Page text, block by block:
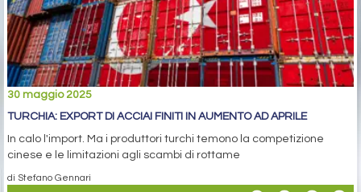
30 maggio 2025
TURCHIA: EXPORT DI ACCIAI FINITI IN AUMENTO AD APRILE
In calo l'import. Ma i produttori turchi temono la competizione
cinese e le limitazioni agli scambi di rottame
di Stefano Gennari